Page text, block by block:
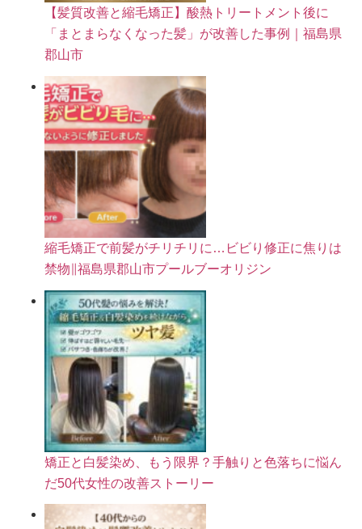
【髪質改善と縮毛矯正】酸熱トリートメント後に
「まとまらなくなった髪」が改善した事例｜福島県
郡山市
縮毛矯正で前髪がチリチリに…ビビり修正に焦りは
禁物∥福島県郡山市プールブーオリジン
矯正と白髪染め、もう限界？手触りと色落ちに悩ん
だ50代女性の改善ストーリー